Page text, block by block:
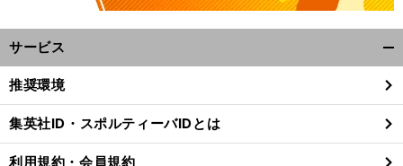
サービス
閉
る
推奨環境
集英社ID・スポルティーバIDとは
利用規約・会員規約